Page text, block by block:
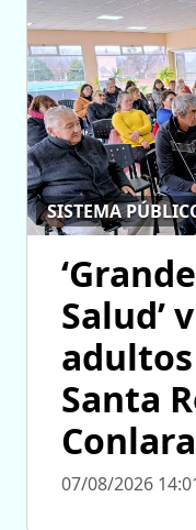
SISTEMA
Salud’
Santa
Conlara
07/08/2026